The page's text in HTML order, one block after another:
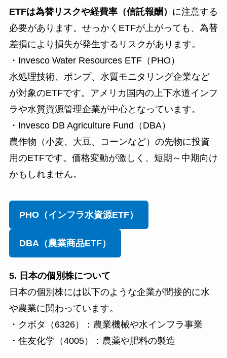
ETFは為替リスクや経費率（信託報酬） に注意する
必要があります。せっかくETFが上がっても、為替
差損により損失が発生するリスクがあります。
・Invesco Water Resources ETF（PHO）
水処理技術、ポンプ、水質モニタリング企業など
が対象のETFです。アメリカ国内の上下水道インフ
ラや水質資源管理企業が中心となっています。
・Invesco DB Agriculture Fund（DBA）
農作物（小麦、大豆、コーンなど）の先物に投資
用のETFです。価格変動が激しく、短期～中期向け
かもしれません。
PHO（インフラ水資源ETF）
DBA（農業商品ETF）
5. 日本の個別株について
日本の個別株には以下のような企業が間接的に水
や農業に関わっています。
・クボタ（6326）：農業機械や水インフラ事業
・住友化学（4005）：農薬や肥料の製造